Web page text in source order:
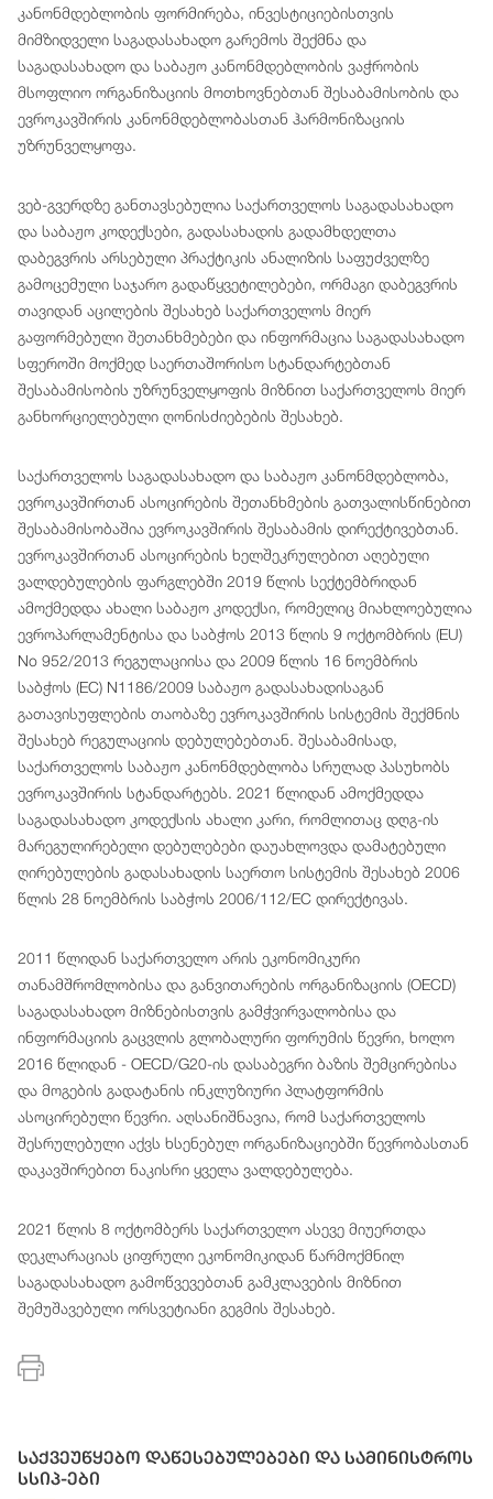
კანონმდებლობის ფორმირება, ინვესტიციებისთვის
მიმზიდველი საგადასახადო გარემოს შექმნა და
საგადასახადო და საბაჟო კანონმდებლობის ვაჭრობის
მსოფლიო ორგანიზაციის მოთხოვნებთან შესაბამისობის და
ევროკავშირის კანონმდებლობასთან ჰარმონიზაციის
უზრუნველყოფა.
ვებ-გვერდზე განთავსებულია საქართველოს საგადასახადო
და საბაჟო კოდექსები, გადასახადის გადამხდელთა
დაბეგვრის არსებული პრაქტიკის ანალიზის საფუძველზე
გამოცემული საჯარო გადაწყვეტილებები, ორმაგი დაბეგვრის
თავიდან აცილების შესახებ საქართველოს მიერ
გაფორმებული შეთანხმებები და ინფორმაცია საგადასახადო
სფეროში მოქმედ საერთაშორისო სტანდარტებთან
შესაბამისობის უზრუნველყოფის მიზნით საქართველოს მიერ
განხორციელებული ღონისძიებების შესახებ.
საქართველოს საგადასახადო და საბაჟო კანონმდებლობა,
ევროკავშირთან ასოცირების შეთანხმების გათვალისწინებით
შესაბამისობაშია ევროკავშირის შესაბამის დირექტივებთან.
ევროკავშირთან ასოცირების ხელშეკრულებით აღებული
ვალდებულების ფარგლებში 2019 წლის სექტემბრიდან
ამოქმედდა ახალი საბაჟო კოდექსი, რომელიც მიახლოებულია
ევროპარლამენტისა და საბჭოს 2013 წლის 9 ოქტომბრის (EU)
No 952/2013 რეგულაციისა და 2009 წლის 16 ნოემბრის
საბჭოს (EC) N1186/2009 საბაჟო გადასახადისაგან
გათავისუფლების თაობაზე ევროკავშირის სისტემის შექმნის
შესახებ რეგულაციის დებულებებთან. შესაბამისად,
საქართველოს საბაჟო კანონმდებლობა სრულად პასუხობს
ევროკავშირის სტანდარტებს. 2021 წლიდან ამოქმედდა
საგადასახადო კოდექსის ახალი კარი, რომლითაც დღგ-ის
მარეგულირებელი დებულებები დაუახლოვდა დამატებული
ღირებულების გადასახადის საერთო სისტემის შესახებ 2006
წლის 28 ნოემბრის საბჭოს 2006/112/EC დირექტივას.
2011 წლიდან საქართველო არის ეკონომიკური
თანამშრომლობისა და განვითარების ორგანიზაციის (OECD)
საგადასახადო მიზნებისთვის გამჭვირვალობისა და
ინფორმაციის გაცვლის გლობალური ფორუმის წევრი, ხოლო
2016 წლიდან - OECD/G20-ის დასაბეგრი ბაზის შემცირებისა
და მოგების გადატანის ინკლუზიური პლატფორმის
ასოცირებული წევრი. აღსანიშნავია, რომ საქართველოს
შესრულებული აქვს ხსენებულ ორგანიზაციებში წევრობასთან
დაკავშირებით ნაკისრი ყველა ვალდებულება.
2021 წლის 8 ოქტომბერს საქართველო ასევე მიუერთდა
დეკლარაციას ციფრული ეკონომიკიდან წარმოქმნილ
საგადასახადო გამოწვევებთან გამკლავების მიზნით
შემუშავებული ორსვეტიანი გეგმის შესახებ.
საქვეუწყებო დაწესებულებები და სამინისტროს
სსიპ-ები